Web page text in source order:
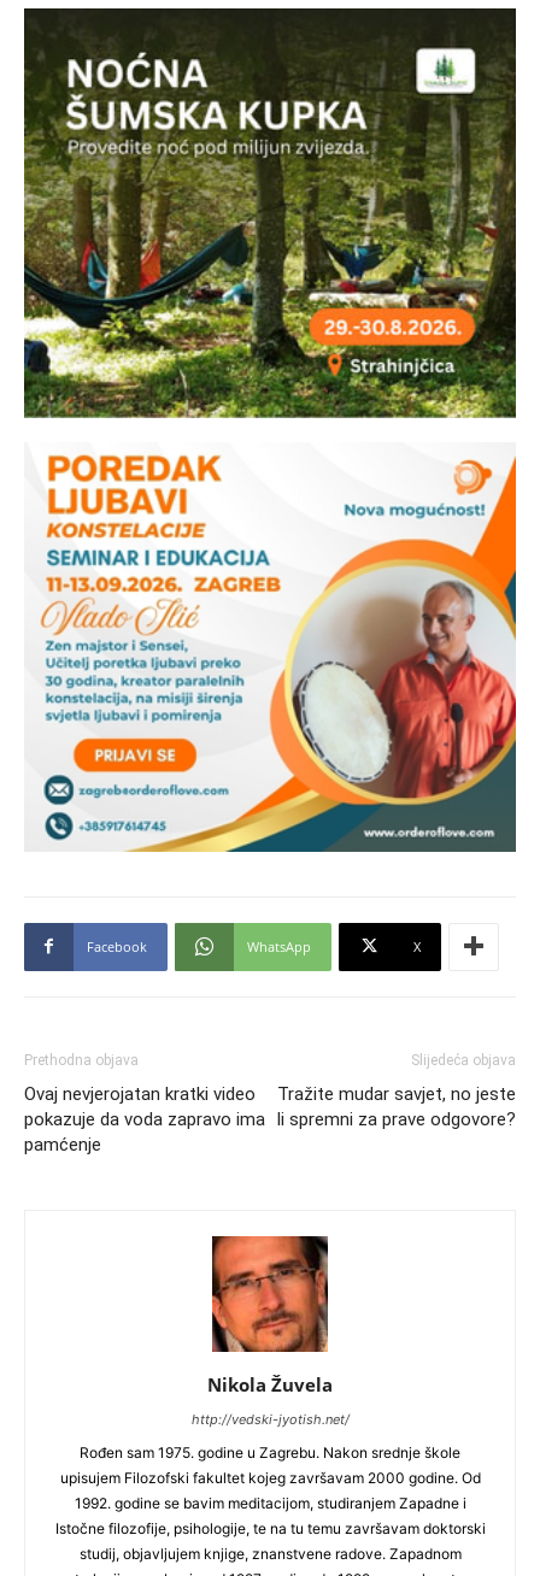
Facebook WhatsApp X
Prethodna objava
Ovaj nevjerojatan kratki video
pokazuje da voda zapravo ima
pamćenje
Slijedeća objava
Tražite mudar savjet, no jeste
li spremni za prave odgovore?
Nikola Žuvela
http://vedski-jyotish.net/
Rođen sam 1975. godine u Zagrebu. Nakon srednje škole
upisujem Filozofski fakultet kojeg završavam 2000 godine. Od
1992. godine se bavim meditacijom, studiranjem Zapadne i
Istočne filozofije, psihologije, te na tu temu završavam doktorski
studij, objavljujem knjige, znanstvene radove. Zapadnom